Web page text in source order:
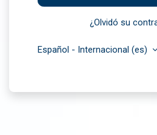
¿Olvidó su
Español - Internacional ‎(es)‎